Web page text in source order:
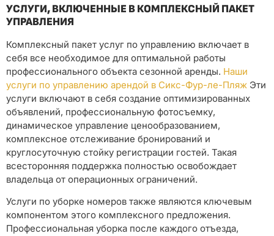
УСЛУГИ, ВКЛЮЧЕННЫЕ В КОМПЛЕКСНЫЙ ПАКЕТ
УПРАВЛЕНИЯ
Комплексный пакет услуг по управлению включает в
себя все необходимое для оптимальной работы
профессионального объекта сезонной аренды. Наши
услуги по управлению арендой в Сикс-Фур-ле-Пляж Эти
услуги включают в себя создание оптимизированных
объявлений, профессиональную фотосъемку,
динамическое управление ценообразованием,
комплексное отслеживание бронирований и
круглосуточную стойку регистрации гостей. Такая
всесторонняя поддержка полностью освобождает
владельца от операционных ограничений.
Услуги по уборке номеров также являются ключевым
компонентом этого комплексного предложения.
Профессиональная уборка после каждого отъезда,